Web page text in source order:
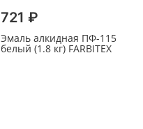
721 ₽
Эмаль алкидная ПФ-115
белый (1.8 кг) FARBITEX